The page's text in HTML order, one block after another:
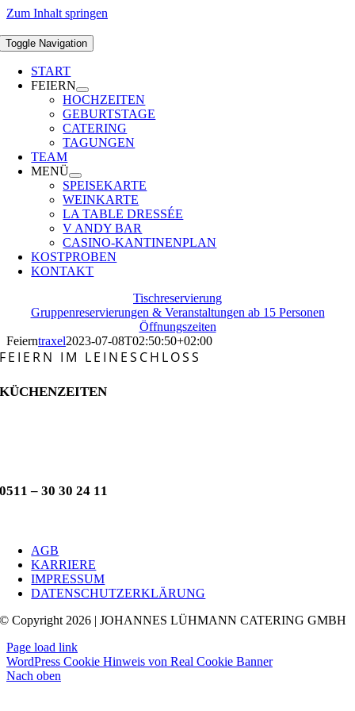
Zum Inhalt springen
Toggle Navigation
START
FEIERN
HOCHZEITEN
GEBURTSTAGE
CATERING
TAGUNGEN
TEAM
MENÜ
SPEISEKARTE
WEINKARTE
LA TABLE DRESSÉE
V ANDY BAR
CASINO-KANTINENPLAN
KOSTPROBEN
KONTAKT
Tischreservierung
Gruppenreservierungen & Veranstaltungen ab 15 Personen
Öffnungszeiten
Feierntraxel2023-07-08T02:50:50+02:00
FEIERN IM LEINESCHLOSS
KÜCHENZEITEN
0511 – 30 30 24 11
AGB
KARRIERE
IMPRESSUM
DATENSCHUTZERKLÄRUNG
© Copyright 2026 | JOHANNES LÜHMANN CATERING GMBH
Page load link
WordPress Cookie Hinweis von Real Cookie Banner
Nach oben